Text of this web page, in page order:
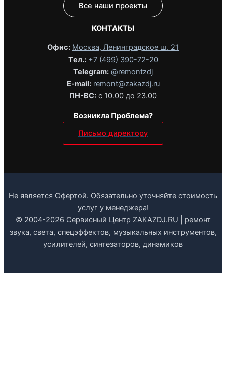
Все наши проекты
КОНТАКТЫ
Офис: Москва, Ленинградское ш. 21
Tел.: +7 (499) 390-72-20
Telegram: @remontzdj‬
E-mail: remont@zakazdj.ru
ПН-ВС: с 10.00 до 23.00
Возникла Проблема?
Письмо директору
Не является Офертой. Обязательно уточняйте стоимость
услуг у менеджера!
© 2004-2026 Сервисный Центр ZAKAZDJ.RU | ремонт
звука, света, спецэффектов, музыкальных инструментов,
усилителей, синтезаторов, динамиков